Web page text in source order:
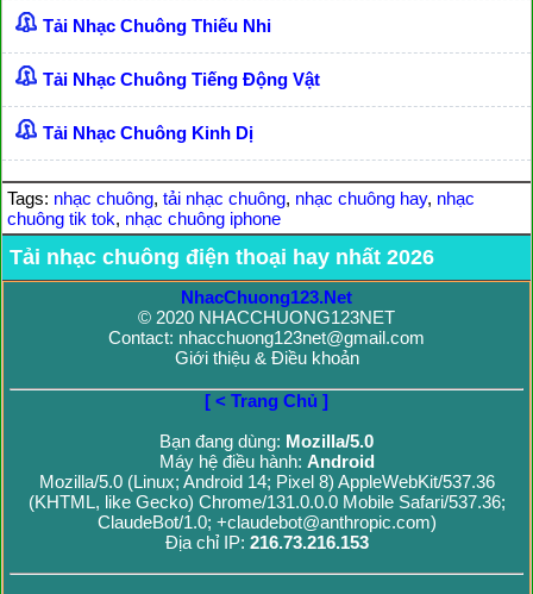
Tải Nhạc Chuông Thiếu Nhi
Tải Nhạc Chuông Tiếng Động Vật
Tải Nhạc Chuông Kinh Dị
Tags: nhạc chuông, tải nhạc chuông, nhạc chuông hay, nhạc
chuông tik tok, nhạc chuông iphone
Tải nhạc chuông điện thoại hay nhất 2026
NhacChuong123.Net
© 2020 NHACCHUONG123NET
Contact: nhacchuong123net@gmail.com
Giới thiệu & Điều khoản
[ < Trang Chủ ]
Bạn đang dùng: Mozilla/5.0
Máy hệ điều hành: Android
Mozilla/5.0 (Linux; Android 14; Pixel 8) AppleWebKit/537.36
(KHTML, like Gecko) Chrome/131.0.0.0 Mobile Safari/537.36;
ClaudeBot/1.0; +claudebot@anthropic.com)
Địa chỉ IP: 216.73.216.153